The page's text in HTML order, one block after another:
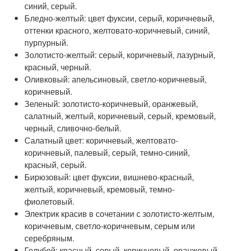
синий, серый.
Бледно-желтый: цвет фуксии, серый, коричневый,
оттенки красного, желтовато-коричневый, синий,
пурпурный.
Золотисто-желтый: серый, коричневый, лазурный,
красный, черный.
Оливковый: апельсиновый, светло-коричневый,
коричневый.
Зеленый: золотисто-коричневый, оранжевый,
салатный, желтый, коричневый, серый, кремовый,
черный, сливочно-белый.
Салатный цвет: коричневый, желтовато-
коричневый, палевый, серый, темно-синий,
красный, серый.
Бирюзовый: цвет фуксии, вишнево-красный,
желтый, коричневый, кремовый, темно-
фиолетовый.
Электрик красив в сочетании с золотисто-желтым,
коричневым, светло-коричневым, серым или
серебряным.